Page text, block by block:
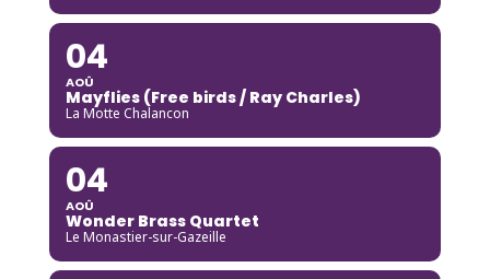
04
AOÛ
Mayflies (Free birds / Ray Charles)
La Motte Chalancon
04
AOÛ
Wonder Brass Quartet
Le Monastier-sur-Gazeille